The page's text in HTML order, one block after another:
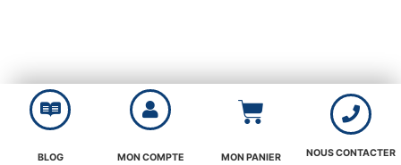
BLOG MON COMPTE MON PANIER NOUS CONTACTER